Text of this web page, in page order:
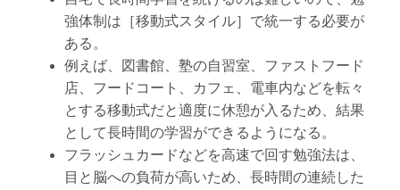
強体制は［移動式スタイル］で統一する必要が
ある。
例えば、図書館、塾の自習室、ファストフード
店、フードコート、カフェ、電車内などを転々
とする移動式だと適度に休憩が入るため、結果
として長時間の学習ができるようになる。
フラッシュカードなどを高速で回す勉強法は、
目と脳への負荷が高いため、長時間の連続した